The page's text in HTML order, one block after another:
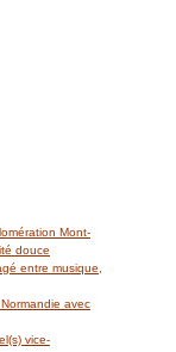
Mont-
douce
entre musique,
avec
vice-